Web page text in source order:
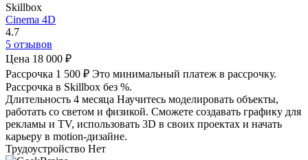
Skillbox
Cinema 4D
4.7
5 отзывов
Цена 18 000 ₽
Рассрочка 1 500 ₽ Это минимальный платеж в рассрочку.
Рассрочка в Skillbox без %.
Длительность 4 месяца Научитесь моделировать объекты,
работать со светом и физикой. Сможете создавать графику для
рекламы и TV, использовать 3D в своих проектах и начать
карьеру в motion-дизайне.
Трудоустройство Нет